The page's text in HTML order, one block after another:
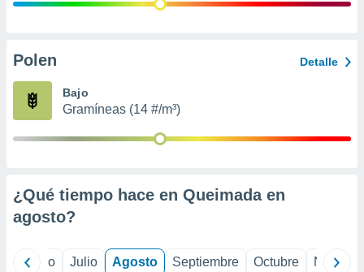
e
publicidad
Polen Detalle
Bajo
Gramíneas (14 #/m³)
¿Qué tiempo hace en Queimada en
agosto?
Junio Julio Agosto Septiembre Octubre